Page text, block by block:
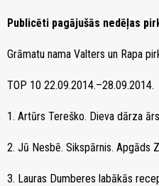
Publicēti pagājušās nedēļas
Grāmatu nama Valters un Rapa
TOP 10 22.09.2014.–28.09.2014.
1. Artūrs Tereško. Dieva dārza
2. Jū Nesbē. Sikspārnis. Apgāds
3. Lauras Dumberes labākās